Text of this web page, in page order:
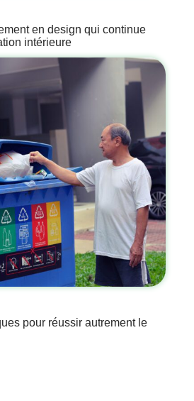
en design qui continue
intérieure
pour réussir autrement le